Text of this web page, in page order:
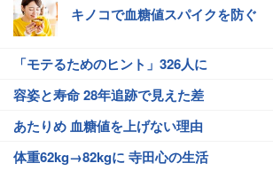
キノコで血糖値スパイクを防ぐ
「モテるためのヒント」326人に
容姿と寿命 28年追跡で見えた差
あたりめ 血糖値を上げない理由
体重62kg→82kgに 寺田心の生活